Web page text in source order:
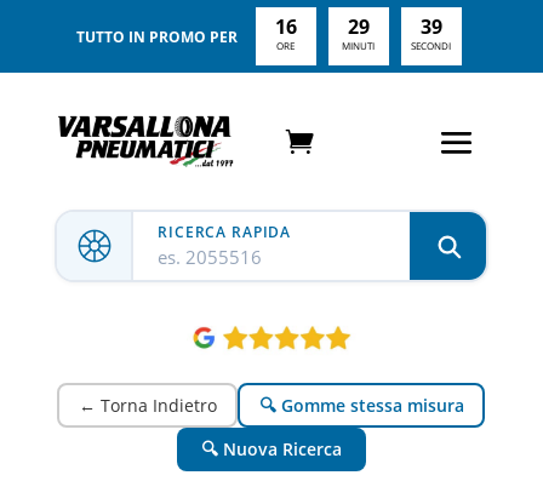
TUTTO IN PROMO PER 16
ORE
29
MINUTI
37
SECONDI
RICERCA RAPIDA
es. 2055516
← Torna Indietro
🔍 Gomme stessa misura
🔍 Nuova Ricerca